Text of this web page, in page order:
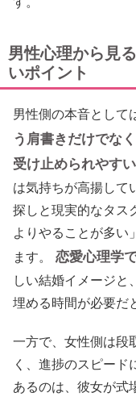
男性心理から見
いポイント
男性側の本音として
う肩書きだけでな
受け止められやすい
は気持ちが高揚して
探しと現実的なタス
よりやることが多い
ます。
恋愛心理学
しい結婚イメージと
埋める時間が必要だ
一方で、女性側は段
く、進捗のスピード
あるのは、彼女が式